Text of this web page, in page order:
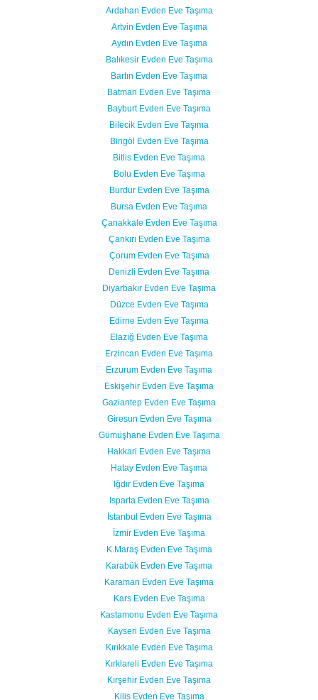
Ardahan Evden Eve Taşıma
Artvin Evden Eve Taşıma
Aydın Evden Eve Taşıma
Balıkesir Evden Eve Taşıma
Bartın Evden Eve Taşıma
Batman Evden Eve Taşıma
Bayburt Evden Eve Taşıma
Bilecik Evden Eve Taşıma
Bingöl Evden Eve Taşıma
Bitlis Evden Eve Taşıma
Bolu Evden Eve Taşıma
Burdur Evden Eve Taşıma
Bursa Evden Eve Taşıma
Çanakkale Evden Eve Taşıma
Çankırı Evden Eve Taşıma
Çorum Evden Eve Taşıma
Denizli Evden Eve Taşıma
Diyarbakır Evden Eve Taşıma
Düzce Evden Eve Taşıma
Edirne Evden Eve Taşıma
Elazığ Evden Eve Taşıma
Erzincan Evden Eve Taşıma
Erzurum Evden Eve Taşıma
Eskişehir Evden Eve Taşıma
Gaziantep Evden Eve Taşıma
Giresun Evden Eve Taşıma
Gümüşhane Evden Eve Taşıma
Hakkari Evden Eve Taşıma
Hatay Evden Eve Taşıma
Iğdır Evden Eve Taşıma
Isparta Evden Eve Taşıma
İstanbul Evden Eve Taşıma
İzmir Evden Eve Taşıma
K.Maraş Evden Eve Taşıma
Karabük Evden Eve Taşıma
Karaman Evden Eve Taşıma
Kars Evden Eve Taşıma
Kastamonu Evden Eve Taşıma
Kayseri Evden Eve Taşıma
Kırıkkale Evden Eve Taşıma
Kırklareli Evden Eve Taşıma
Kırşehir Evden Eve Taşıma
Kilis Evden Eve Taşıma